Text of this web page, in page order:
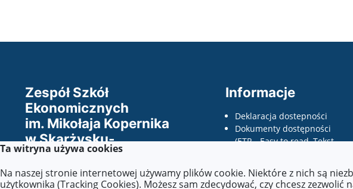
Zespół Szkół
Ekonomicznych
im. Mikołaja Kopernika
w Skarżysku-
Kamiennej
Wszelkie prawa zastrzeżone ©.
Informacje
Deklaracja dostepności
Dokumenty dostępności
(ETR - Easy to read, Tekst
wnioski o zapewnienie
dostępności, etc.)
Ta witryna używa cookies
Na naszej stronie internetowej używamy plików cookie. Niektóre z nich są
użytkownika (Tracking Cookies). Możesz sam zdecydować, czy chcesz